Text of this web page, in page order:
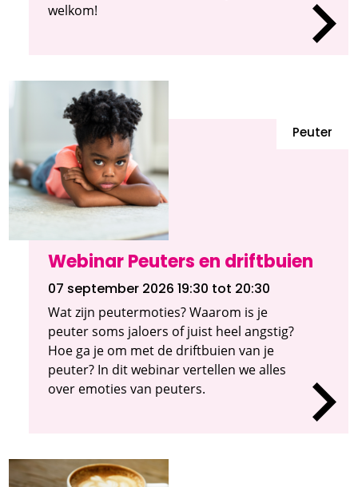
welkom!
Webinar Peuters en driftbuien
Peuter
07 september 2026 19:30 tot 20:30
Wat zijn peutermoties? Waarom is je
peuter soms jaloers of juist heel angstig?
Hoe ga je om met de driftbuien van je
peuter? In dit webinar vertellen we alles
over emoties van peuters.